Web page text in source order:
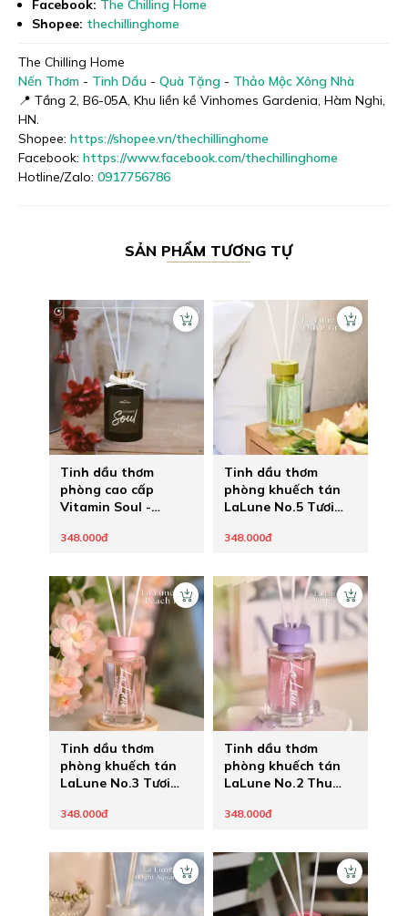
Facebook: The Chilling Home
Shopee: thechillinghome
The Chilling Home
Nến Thơm - Tinh Dầu - Quà Tặng - Thảo Mộc Xông Nhà
📍 Tầng 2, B6-05A, Khu liền kề Vinhomes Gardenia, Hàm Nghi,
HN.
Shopee: https://shopee.vn/thechillinghome
Facebook: https://www.facebook.com/thechillinghome
Hotline/Zalo: 0917756786
SẢN PHẨM TƯƠNG TỰ
Tinh dầu thơm
phòng cao cấp
Vitamin Soul -
phương Đông
348.000đ
Tinh dầu thơm
phòng khuếch tán
LaLune No.5 Tươi
348.000đ
Tinh dầu thơm
phòng khuếch tán
LaLune No.3 Tươi
348.000đ
Tinh dầu thơm
phòng khuếch tán
LaLune No.2 Thu
348.000đ